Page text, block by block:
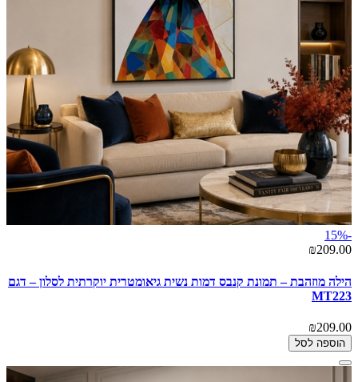
-15%
₪209.00
הילה מוזהבת – תמונת קנבס דמות נשית גיאומטרית יוקרתית לסלון – דגם
MT223
₪209.00
הוספה לסל